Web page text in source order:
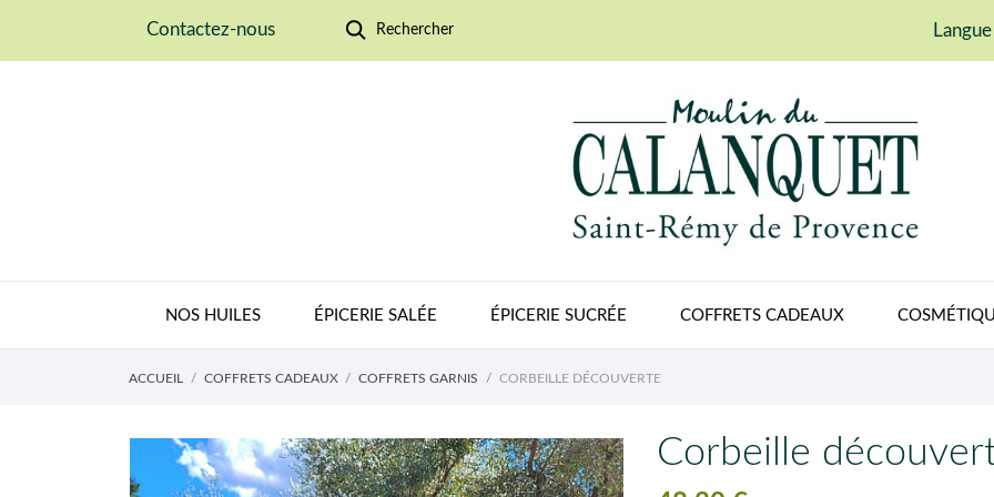
Contactez-nous Rechercher Langue
NOS HUILES ÉPICERIE SALÉE ÉPICERIE SUCRÉE COFFRETS CADEAUX
ACCUEIL COFFRETS CADEAUX COFFRETS GARNIS CORBEILLE DÉCOUVERTE
Corbeille